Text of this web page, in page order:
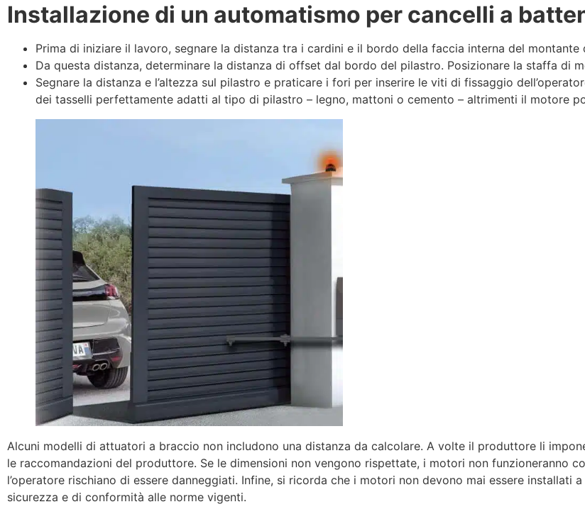
Installazione di un automatismo per cancelli a
Prima di iniziare il lavoro, segnare la distanza tra i cardini e il bordo della faccia interna del montante
Da questa distanza, determinare la distanza di offset dal bordo del pilastro. Posizionare la staffa di
Segnare la distanza e l’altezza sul pilastro e praticare i fori per inserire le viti di fissaggio
dei tasselli perfettamente adatti al tipo di pilastro – legno, mattoni o cemento – altrimenti il motore
Alcuni modelli di attuatori a braccio non includono una distanza da calcolare. A volte il produttore li
le raccomandazioni del produttore. Se le dimensioni non vengono rispettate, i motori non funzioneranno
l’operatore rischiano di essere danneggiati. Infine, si ricorda che i motori non devono mai essere installati
sicurezza e di conformità alle norme vigenti.